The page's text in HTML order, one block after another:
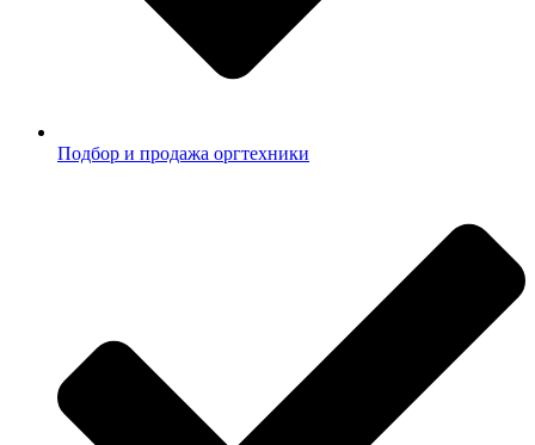
Подбор и продажа оргтехники